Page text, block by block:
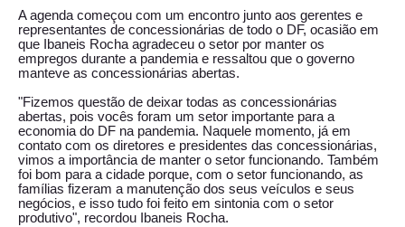
A agenda começou com um encontro junto aos gerentes e
representantes de concessionárias de todo o DF, ocasião em
que Ibaneis Rocha agradeceu o setor por manter os
empregos durante a pandemia e ressaltou que o governo
manteve as concessionárias abertas.
"Fizemos questão de deixar todas as concessionárias
abertas, pois vocês foram um setor importante para a
economia do DF na pandemia. Naquele momento, já em
contato com os diretores e presidentes das concessionárias,
vimos a importância de manter o setor funcionando. Também
foi bom para a cidade porque, com o setor funcionando, as
famílias fizeram a manutenção dos seus veículos e seus
negócios, e isso tudo foi feito em sintonia com o setor
produtivo", recordou Ibaneis Rocha.